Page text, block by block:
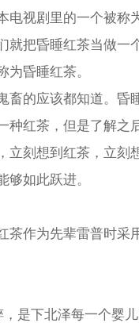
电视剧里的一个被称
把昏睡红茶当做一
昏睡红茶。
畜的应该都知道。昏
种红茶，但是了解之
立刻想到红茶，立刻
如此跃进。
茶作为先辈雷普时采
是下北泽每一个婴